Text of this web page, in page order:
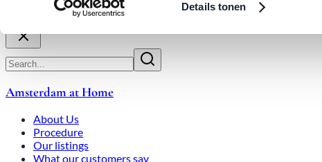
Details tonen
Amsterdam at Home
About Us
Procedure
Our listings
What our customers say